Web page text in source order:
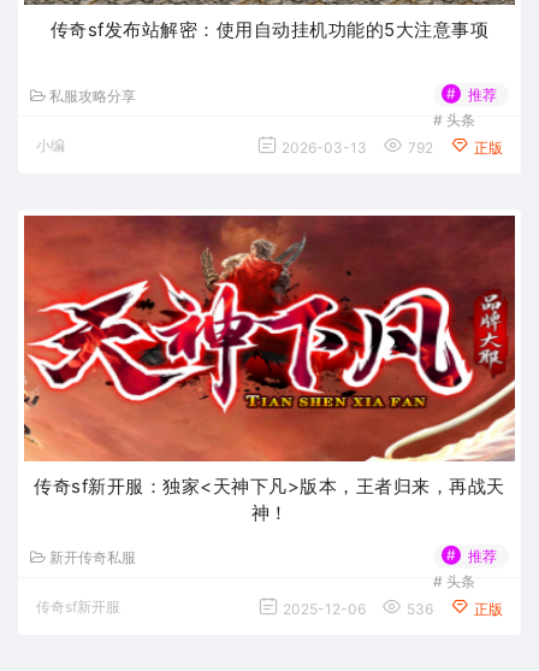
传奇sf发布站解密：使用自动挂机功能的5大注意事项
私服攻略分享 #
推荐
# 头条
小编
2026-03-13 792 正版
传奇sf新开服：独家<天神下凡>版本，王者归来，再战天
神！
新开传奇私服 #
推荐
# 头条
传奇sf新开服
2025-12-06 536 正版